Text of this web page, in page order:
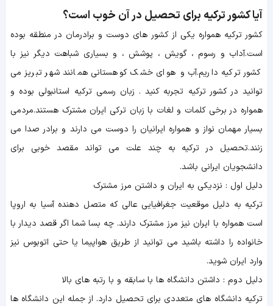
آیا کشور ترکیه برای تحصیل در آن خوب است؟
کشور ترکیه همواره یکی از کشور های دوست و برادرمان در منطقه بوده
است.آداب و رسوم ، گویش ، پوشش ، و بسیاری شباهت دیگر نیز با
کشور ترکیه داریم.آب و هوای خشک کوهستانی همانند شهر تبریز می
توانید در کشور ترکیه تجربه کنید . زبان رسمی ترکیه استانبولی بوده و
همواره در برخی کلمات و لغات با زبان ترکی ایران مشترک هستند.مردمی
بسیار مهمان نواز و همواره ایرانیان را دوست می دارند و برادر صدا می
زنند.تحصیل در ترکیه به چند علت می تواند مقصد خوبی برای
دانشجویان ایرانی باشد.
دلیل اول : نزدیکی به ایران و داشتن مرز مشترک
ترکیه به دلیل موقعیت جغرافیایی عالی که متصل دهنده آسیا به اروپا
است همواره با ایران نیز مرز مشترک دارند. چه بسا شما اگر قصد دیدار با
خانواده را داشته باشید می توانید از طریق هواپیما یا حتی اتوبوس نیز
وارد ایران شوید.
دلیل دوم : داشتن دانشگاه ها با سابقه و با رتبه های بالا
ترکیه دانشگاه های متعددی برای تحصیل دارد. از جمله این دانشگاه ها